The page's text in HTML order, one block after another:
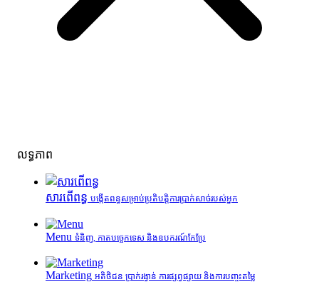
លទ្ធភាព
សារពើពន្ធ បង្កើតពន្ធសម្រាប់ប្រតិបត្តិការប្រាក់សាច់របស់អ្នក
Menu ទំនិញ, កាតបច្ចេកទេស និងឧបករណ៍កែប្រែ
Marketing អតិថិជន ប្រាក់រង្វាន់ ការផ្សព្វផ្សាយ និងការបញ្ចុះតម្លៃ